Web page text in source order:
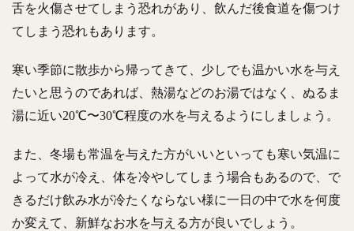
舌を火傷させてしまう恐れがあり、飲んだ後食道を傷つけ
てしまう恐れもあります。
寒い季節に散歩から帰ってきて、少しでも温かい水を与え
たいと思うのであれば、熱湯などのお湯ではなく、ぬるま
湯に近い20℃〜30℃程度の水を与えるようにしましょう。
また、冬場も常温を与えた方がいいといっても寒い気温に
よって水が冷え、体を冷やしてしまう場合もあるので、で
きるだけ飲み水が冷たくならない様に一日の中で水を何度
か変えて、新鮮なお水を与える方が良いでしょう。